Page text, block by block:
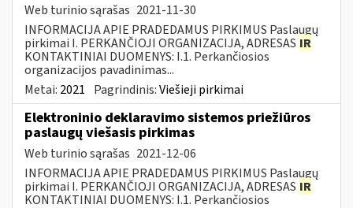
Web turinio sąrašas 2021-11-30
INFORMACIJA APIE PRADEDAMUS PIRKIMUS Paslaugų
pirkimai I. PERKANČIOJI ORGANIZACIJA, ADRESAS IR
KONTAKTINIAI DUOMENYS: I.1. Perkančiosios
organizacijos pavadinimas...
Metai: 2021 Pagrindinis:Viešieji pirkimai
Elektroninio deklaravimo sistemos priežiūros
paslaugų viešasis pirkimas
Web turinio sąrašas 2021-12-06
INFORMACIJA APIE PRADEDAMUS PIRKIMUS Paslaugų
pirkimai I. PERKANČIOJI ORGANIZACIJA, ADRESAS IR
KONTAKTINIAI DUOMENYS: I.1. Perkančiosios